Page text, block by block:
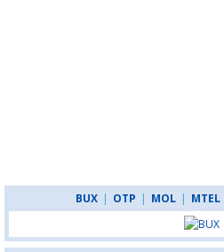
BUX | OTP | MOL | MTEL